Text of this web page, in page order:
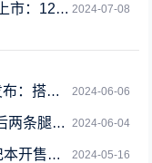
2024-07-08
RTX4060
2024-06-06
X Elite 2
2024-06-04
腿走路
2024-05-16